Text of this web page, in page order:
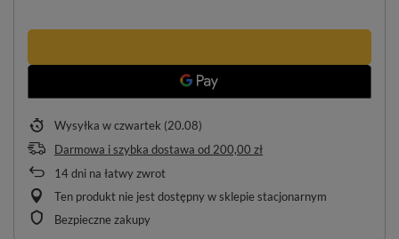
Wysyłka w czwartek (20.08)
Darmowa i szybka dostawa od200,00 zł
14dni na łatwy zwrot
Ten produkt nie jest dostępny w sklepie stacjonarnym
Bezpieczne zakupy